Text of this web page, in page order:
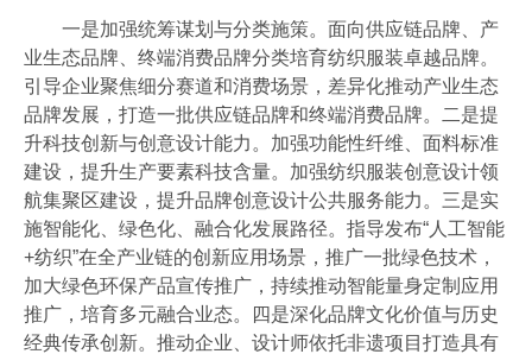
一是加强统筹谋划与分类施策。面向供应链品牌、产
业生态品牌、终端消费品牌分类培育纺织服装卓越品牌。
引导企业聚焦细分赛道和消费场景，差异化推动产业生态
品牌发展，打造一批供应链品牌和终端消费品牌。二是提
升科技创新与创意设计能力。加强功能性纤维、面料标准
建设，提升生产要素科技含量。加强纺织服装创意设计领
航集聚区建设，提升品牌创意设计公共服务能力。三是实
施智能化、绿色化、融合化发展路径。指导发布“人工智能
+纺织”在全产业链的创新应用场景，推广一批绿色技术，
加大绿色环保产品宣传推广，持续推动智能量身定制应用
推广，培育多元融合业态。四是深化品牌文化价值与历史
经典传承创新。推动企业、设计师依托非遗项目打造具有